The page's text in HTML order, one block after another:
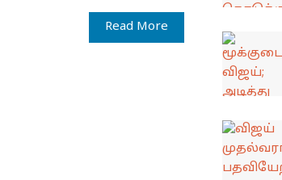
Read More